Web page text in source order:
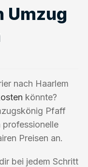
Umzug
nach Haarlem
könnte?
Pfaff
professionelle
Preisen an.
bei jedem Schritt